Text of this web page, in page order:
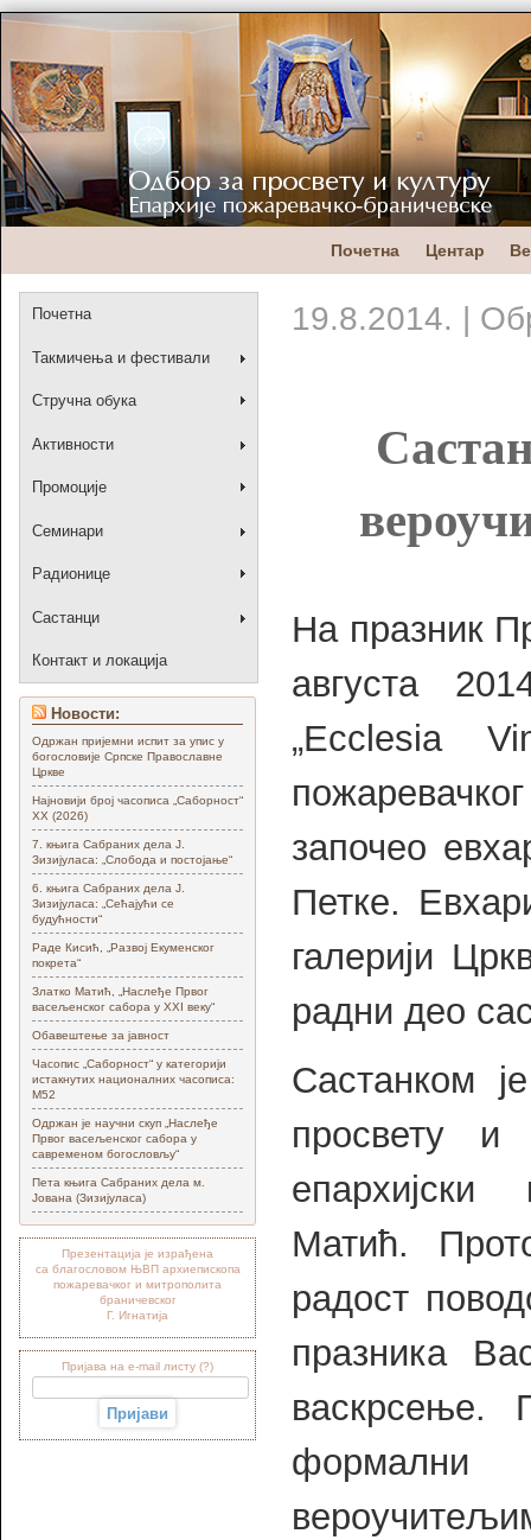
Почетна Центар
Почетна
Такмичења и фестивали
Стручна обука
Активности
Промоције
Семинари
Радионице
Састанци
Контакт и локација
Новости:
Одржан пријемни испит за упис у
богословије Српске Православне
Цркве
Најновији број часописа „Саборност“
XX (2026)
7. књига Сабраних дела Ј.
Зизијуласа: „Слобода и постојање“
6. књига Сабраних дела Ј.
Зизијуласа: „Сећајући се
будућности“
Раде Кисић, „Развој Екуменског
покрета“
Златко Матић, „Наслеђе Првог
васељенског сабора у XXI веку“
Обавештење за јавност
Часопис „Саборност“ у категорији
истакнутих националних часописа:
М52
Одржан је научни скуп „Наслеђе
Првог васељенског сабора у
савременом богословљу“
Пета књига Сабраних дела м.
Јована (Зизијуласа)
Презентација је израђена
са благословом ЊВП архиепископа
пожаревачког и митрополита
браничевског
Г. Игнатија
Пријава на e-mail листу (?)
19.8.2014. |
На празник
августа
„Ecclesia
започео
Петке.
галерији
радни део
Састанком
просвету и
епархијски
Матић.
радост
празника
васкрсење.